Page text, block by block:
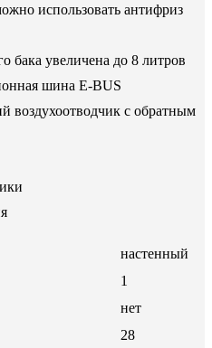
использовать антифриз
бака увеличена до 8 литров
шина E-BUS
воздухоотводчик с обратным
настенный
1
нет
28